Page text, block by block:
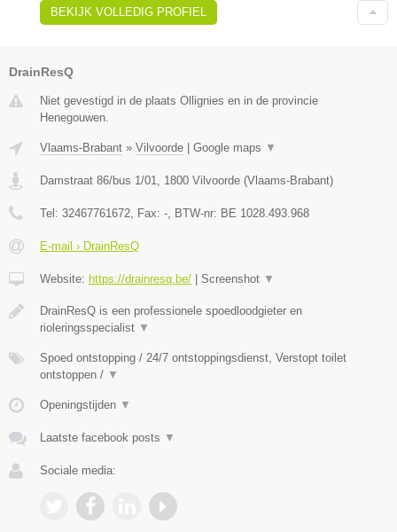
BEKIJK VOLLEDIG PROFIEL
DrainResQ
Niet gevestigd in de plaats Ollignies en in de provincie
Henegouwen.
Vlaams-Brabant » Vilvoorde | Google maps ▼
Damstraat 86/bus 1/01 1800 Vilvoorde (Vlaams-Brabant)
Tel: 32467761672 , Fax: - , BTW-nr: BE 1028.493.968
E-mail › DrainResQ
Website: https://drainresq.be/ | Screenshot ▼
DrainResQ is een professionele spoedloodgieter en
rioleringsspecialist ▼
Spoed ontstopping / 24/7 ontstoppingsdienst, Verstopt toilet
ontstoppen / ▼
Openingstijden ▼
Laatste facebook posts ▼
Sociale media: